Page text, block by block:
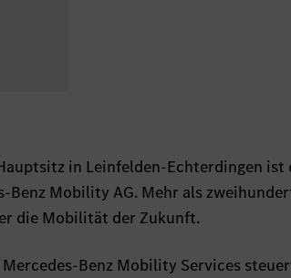
in Leinfelden-Echterdingen ist
Mobility AG. Mehr als
die Mobilität der Zukunft.
Benz Mobility Services